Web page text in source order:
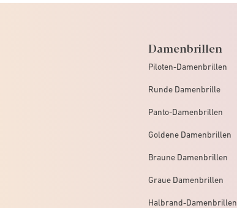
Damenbrillen
Piloten-Damenbrillen
Runde Damenbrille
Panto-Damenbrillen
Goldene Damenbrillen
Braune Damenbrillen
Graue Damenbrillen
Halbrand-Damenbrillen